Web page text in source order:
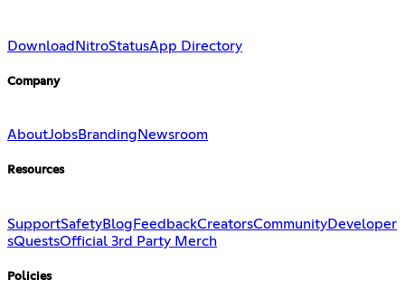
Download NitroStatusApp Directory
Company
AboutJobsBranding Newsroom
Resources
SupportSafetyBlogFeedbackCreatorsCommunityDeveloper
sQuestsOfficial 3rd Party Merch
Policies